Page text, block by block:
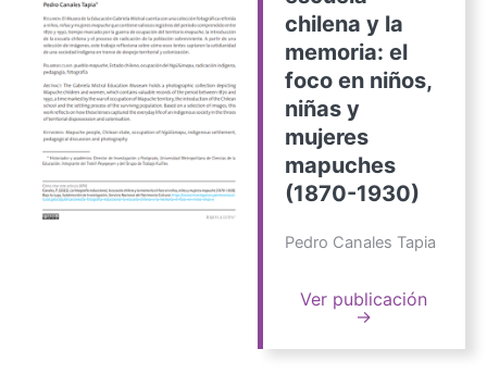
chilena y la
memoria: el
foco en niños,
niñas y
mujeres
mapuches
(1870-1930)
Pedro Canales Tapia
Ver publicación
→